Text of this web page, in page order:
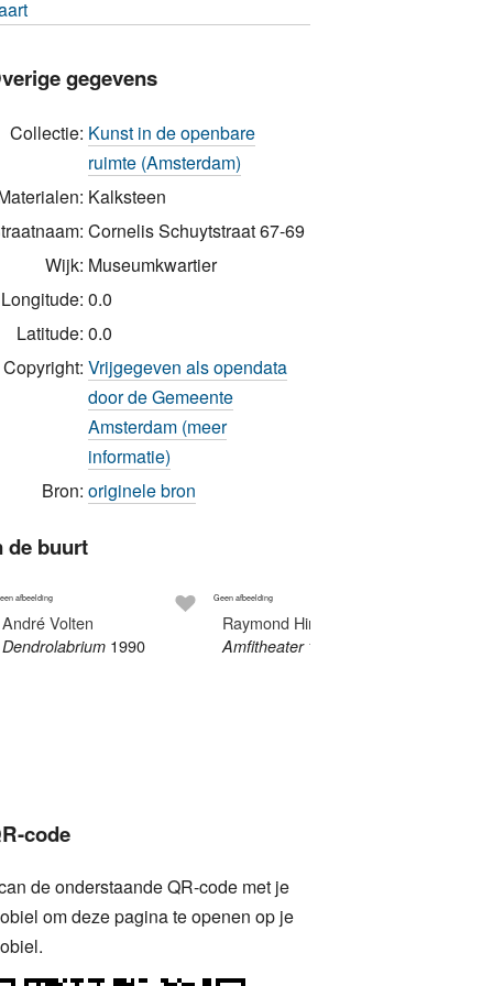
gegevens
Collectie: Kunst in de openbare
ruimte (Amsterdam)
Kalksteen
Cornelis Schuytstraat 67-69
Wijk: Museumkwartier
Longitude: 0.0
Latitude: 0.0
Copyright: Vrijgegeven als opendata
door de Gemeente
Amsterdam (meer
informatie)
Bron: originele bron
de buurt
afbeelding
André Volten
Dendrolabrium 1990
Geen afbeelding
Raymond Hirs
Amfitheater 1983
code
de onderstaande QR-code met je
om deze pagina te openen op je